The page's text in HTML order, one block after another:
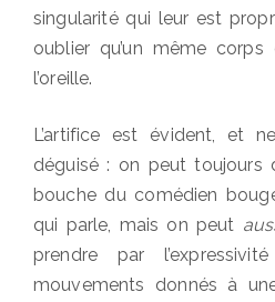
singularité qui leur est
oublier qu’un même
l’oreille.
L’artifice est évident, et
déguisé : on peut toujours
bouche du comédien
qui parle, mais on peut
prendre par
mouvements donnés à